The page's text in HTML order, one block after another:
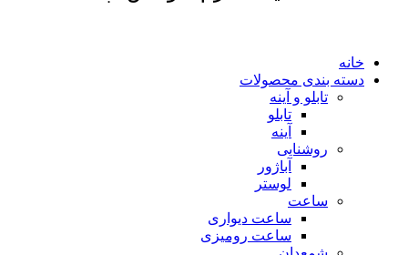
خانه
دسته بندی محصولات
تابلو و آینه
تابلو
آینه
روشنایی
آباژور
لوستر
ساعت
ساعت دیواری
ساعت رومیزی